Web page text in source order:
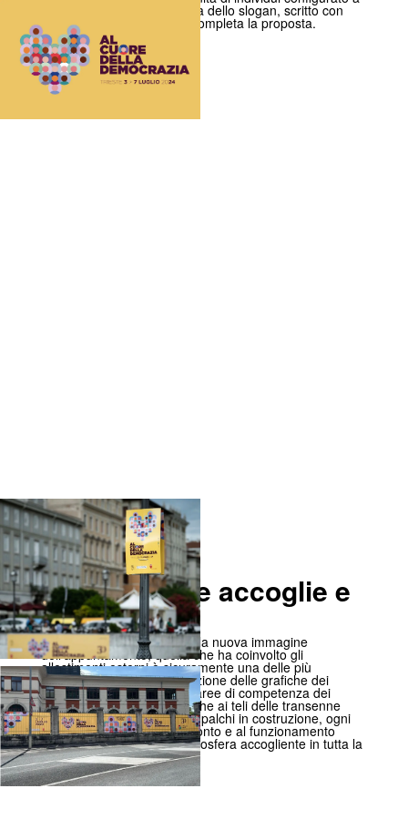
forma di cuore. La presenza dello slogan, scritto con
una font solida e robusta, completa la proposta.
- ^
Una città che accoglie e
racconta
Tra le tante declinazioni della nuova immagine
dell’appuntamento, quella che ha coinvolto gli
allestimenti esterni è sicuramente una delle più
impegnative. Dalla realizzazione delle grafiche dei
portali che delimitavano le aree di competenza dei
Quartieri delle Buone Pratiche ai teli delle transenne
poste attorno ai cantieri dei palchi in costruzione, ogni
asset ha contribuito al racconto e al funzionamento
dell’evento, creando un’atmosfera accogliente in tutta la
parte di città coinvolta.
- ^